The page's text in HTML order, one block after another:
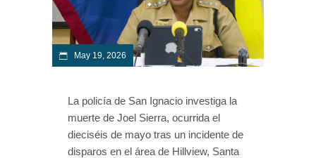
May 19, 2026
La policía de San Ignacio investiga la
muerte de Joel Sierra, ocurrida el
dieciséis de mayo tras un incidente de
disparos en el área de Hillview, Santa